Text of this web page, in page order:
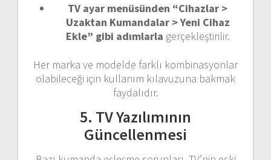
TV ayar menüsünden “Cihazlar >
Uzaktan Kumandalar > Yeni Cihaz
Ekle” gibi adımlarla gerçekleştirilir.
Her marka ve modelde farklı kombinasyonlar
olabileceği için kullanım kılavuzuna bakmak
faydalıdır.
5. TV Yazılımının
Güncellenmesi